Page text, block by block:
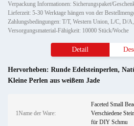
Verpackung Informationen: Sicherungspaket/
Lieferzeit: 5-30 Werktage hängen von der
Zahlungsbedingungen: T/T, Western Union, L/C, D/
Versorgungsmaterial-Fähigkeit: 10000 Stück/Woche
Detail
Hervorheben: Runde Edelsteinperlen,
Kleine Perlen aus weißem Jade
1Name der Ware:
Faceted Small
Verschiedene
für DIY Schmu